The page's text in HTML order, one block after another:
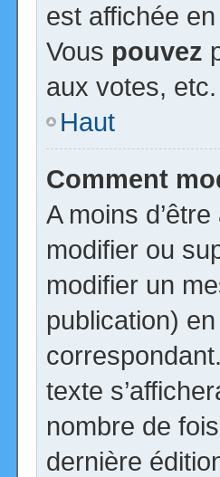
est affichée
Vous pouvez
aux votes, etc.
Haut
Comment
A moins
modifier ou
modifier un
publication)
texte
nombre de
dernière